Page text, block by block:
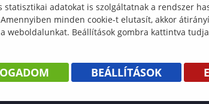
statisztikai adatokat is szolgáltatnak a rendszer
minden cookie-t elutasít, akkor
weboldalunkat. Beállítások gombra kattintva
BEÁLLÍTÁSOK